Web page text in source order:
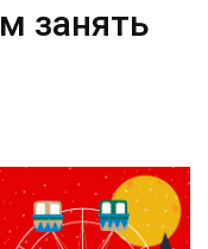
занять